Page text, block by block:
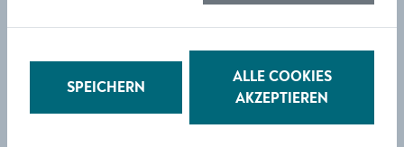
Eintritt: € 20,-
SPEICHERN
ALLE COOKIES
AKZEPTIEREN